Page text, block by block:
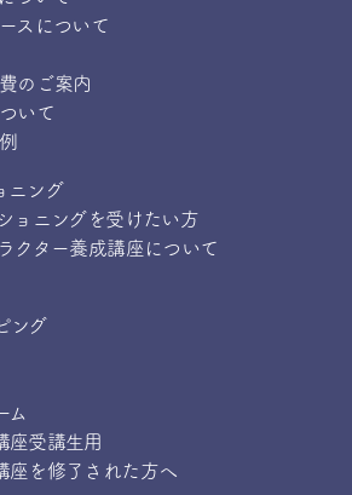
スについて
のご案内
いて
ニング
ョニングを受けたい方
クター養成講座について
ング
ム
座受講生用
座を修了された方へ